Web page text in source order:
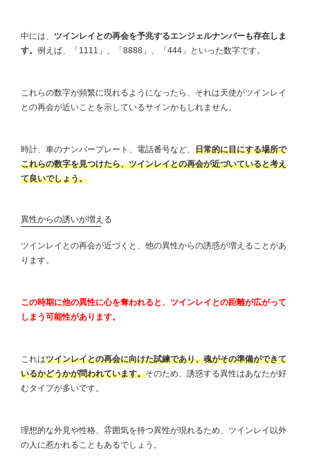
中には、 ツインレイとの再会を予兆するエンジェルナンバーも存在しま
す。 例えば、「1111」、「8888」、「444」といった数字です。
これらの数字が頻繁に現れるようになったら、それは天使がツインレイ
との再会が近いことを示しているサインかもしれません。
時計、車のナンバープレート、電話番号など、 日常的に目にする場所で
これらの数字を見つけたら、ツインレイとの再会が近づいていると考え
て良いでしょう。
異性からの誘いが増える
ツインレイとの再会が近づくと、他の異性からの誘惑が増えることがあ
ります。
この時期に他の異性に心を奪われると、ツインレイとの距離が広がって
しまう可能性があります。
これはツインレイとの再会に向けた試練であり、魂がその準備ができて
いるかどうかが問われています。そのため、誘惑する異性はあなたが好
むタイプが多いです。
理想的な外見や性格、雰囲気を持つ異性が現れるため、ツインレイ以外
の人に惹かれることもあるでしょう。